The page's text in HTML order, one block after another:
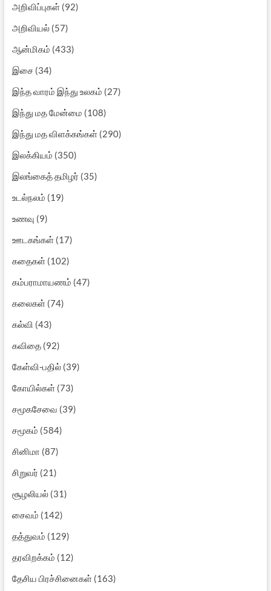
அறிவிப்புகள்(92)
அறிவியல்(57)
ஆன்மிகம் (433)
இசை(34)
இந்த வாரம் இந்து உலகம் (27)
இந்து மத மேன்மை (108)
இந்து மத விளக்கங்கள்(290)
இலக்கியம் (350)
இலங்கைத் தமிழர் (35)
உடல்நலம் (19)
உணவு (9)
ஊடகங்கள்(17)
கதைகள்(102)
கம்பராமாயணம் (47)
கலைகள்(74)
கல்வி (43)
கவிதை(92)
கேள்வி-பதில்(39)
கோயில்கள்(73)
சமூகசேவை (39)
சமூகம் (584)
சினிமா (87)
சிறுவர் (21)
சூழலியல்(31)
சைவம் (142)
தத்துவம் (129)
தரவிறக்கம் (12)
தேசிய பிரச்சினைகள்(163)